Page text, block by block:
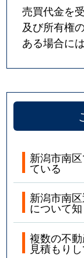
売買代金を
及び所有権
ある場合に
新潟市南
ている
新潟市南
について
複数の不
見積もり